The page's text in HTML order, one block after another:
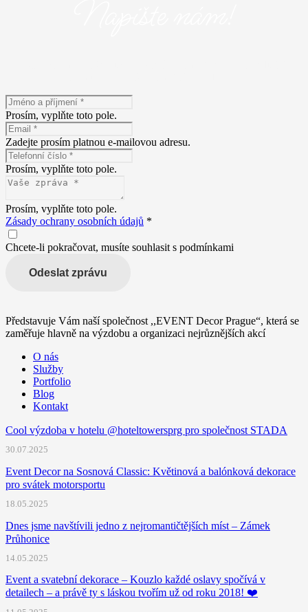
Prosím, vyplňte toto pole.
Zadejte prosím platnou e-mailovou adresu.
Prosím, vyplňte toto pole.
Prosím, vyplňte toto pole.
Zásady ochrany osobních údajů *
Chcete-li pokračovat, musíte souhlasit s podmínkami
Odeslat zprávu
Představuje Vám naší společnost ,,EVENT Decor Prague“, která se
zaměřuje hlavně na výzdobu a organizaci nejrůznějších akcí
O nás
Služby
Portfolio
Blog
Kontakt
Cool výzdoba v hotelu @hoteltowersprg pro společnost STADA
30.07.2025
Event Decor na Sosnová Classic: Květinová a balónková dekorace
pro svátek motorsportu
18.05.2025
Dnes jsme navštívili jedno z nejromantičtějších míst – Zámek
Průhonice
14.05.2025
Event a svatební dekorace – Kouzlo každé oslavy spočívá v
detailech – a právě ty s láskou tvořím už od roku 2018! ❤️